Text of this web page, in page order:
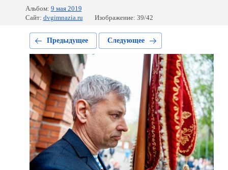
Альбом: 9 мая 2019
Сайт: dvgimnazia.ru Изображение: 39/42
Предыдущее Следующее